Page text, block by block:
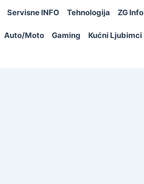
Servisne INFO Tehnologija ZG Info
Auto/Moto Gaming Kućni Ljubimci